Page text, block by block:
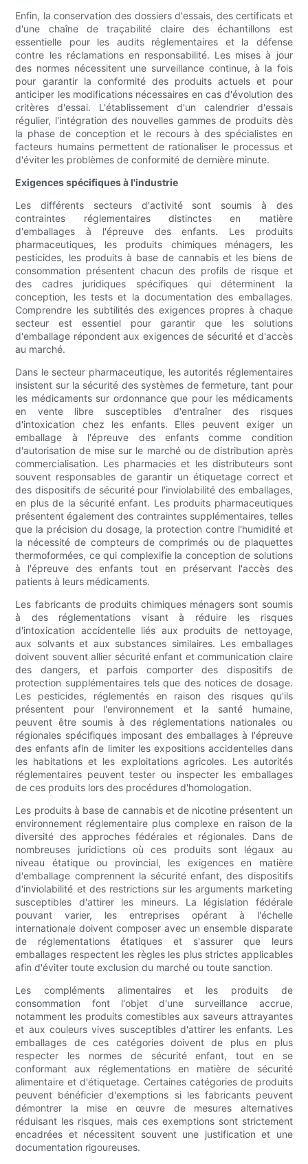
Enfin, la conservation des dossiers d'essais, des certificats et
d'une chaîne de traçabilité claire des échantillons est
essentielle pour les audits réglementaires et la défense
contre les réclamations en responsabilité. Les mises à jour
des normes nécessitent une surveillance continue, à la fois
pour garantir la conformité des produits actuels et pour
anticiper les modifications nécessaires en cas d'évolution des
critères d'essai. L'établissement d'un calendrier d'essais
régulier, l'intégration des nouvelles gammes de produits dès
la phase de conception et le recours à des spécialistes en
facteurs humains permettent de rationaliser le processus et
d'éviter les problèmes de conformité de dernière minute.
Exigences spécifiques à l'industrie
Les différents secteurs d'activité sont soumis à des
contraintes réglementaires distinctes en matière
d'emballages à l'épreuve des enfants. Les produits
pharmaceutiques, les produits chimiques ménagers, les
pesticides, les produits à base de cannabis et les biens de
consommation présentent chacun des profils de risque et
des cadres juridiques spécifiques qui déterminent la
conception, les tests et la documentation des emballages.
Comprendre les subtilités des exigences propres à chaque
secteur est essentiel pour garantir que les solutions
d'emballage répondent aux exigences de sécurité et d'accès
au marché.
Dans le secteur pharmaceutique, les autorités réglementaires
insistent sur la sécurité des systèmes de fermeture, tant pour
les médicaments sur ordonnance que pour les médicaments
en vente libre susceptibles d'entraîner des risques
d'intoxication chez les enfants. Elles peuvent exiger un
emballage à l'épreuve des enfants comme condition
d'autorisation de mise sur le marché ou de distribution après
commercialisation. Les pharmacies et les distributeurs sont
souvent responsables de garantir un étiquetage correct et
des dispositifs de sécurité pour l'inviolabilité des emballages,
en plus de la sécurité enfant. Les produits pharmaceutiques
présentent également des contraintes supplémentaires, telles
que la précision du dosage, la protection contre l'humidité et
la nécessité de compteurs de comprimés ou de plaquettes
thermoformées, ce qui complexifie la conception de solutions
à l'épreuve des enfants tout en préservant l'accès des
patients à leurs médicaments.
Les fabricants de produits chimiques ménagers sont soumis
à des réglementations visant à réduire les risques
d'intoxication accidentelle liés aux produits de nettoyage,
aux solvants et aux substances similaires. Les emballages
doivent souvent allier sécurité enfant et communication claire
des dangers, et parfois comporter des dispositifs de
protection supplémentaires tels que des notices de dosage.
Les pesticides, réglementés en raison des risques qu'ils
présentent pour l'environnement et la santé humaine,
peuvent être soumis à des réglementations nationales ou
régionales spécifiques imposant des emballages à l'épreuve
des enfants afin de limiter les expositions accidentelles dans
les habitations et les exploitations agricoles. Les autorités
réglementaires peuvent tester ou inspecter les emballages
de ces produits lors des procédures d'homologation.
Les produits à base de cannabis et de nicotine présentent un
environnement réglementaire plus complexe en raison de la
diversité des approches fédérales et régionales. Dans de
nombreuses juridictions où ces produits sont légaux au
niveau étatique ou provincial, les exigences en matière
d'emballage comprennent la sécurité enfant, des dispositifs
d'inviolabilité et des restrictions sur les arguments marketing
susceptibles d'attirer les mineurs. La législation fédérale
pouvant varier, les entreprises opérant à l'échelle
internationale doivent composer avec un ensemble disparate
de réglementations étatiques et s'assurer que leurs
emballages respectent les règles les plus strictes applicables
afin d'éviter toute exclusion du marché ou toute sanction.
Les compléments alimentaires et les produits de
consommation font l'objet d'une surveillance accrue,
notamment les produits comestibles aux saveurs attrayantes
et aux couleurs vives susceptibles d'attirer les enfants. Les
emballages de ces catégories doivent de plus en plus
respecter les normes de sécurité enfant, tout en se
conformant aux réglementations en matière de sécurité
alimentaire et d'étiquetage. Certaines catégories de produits
peuvent bénéficier d'exemptions si les fabricants peuvent
démontrer la mise en œuvre de mesures alternatives
réduisant les risques, mais ces exemptions sont strictement
encadrées et nécessitent souvent une justification et une
documentation rigoureuses.